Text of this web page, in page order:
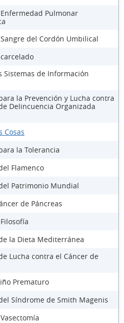
Pulmonar
del Cordón Umbilical
Sistemas de Información
la Prevención y Lucha contra
Delincuencia Organizada
Cosas
la Tolerancia
Flamenco
Patrimonio Mundial
de Páncreas
la Dieta Mediterránea
Lucha contra el Cáncer de
Prematuro
Síndrome de Smith Magenis